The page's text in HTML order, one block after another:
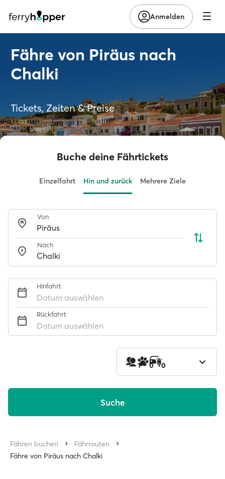
Anmelden
Fähre von Piräus nach
Chalki
Tickets, Zeiten & Preise
Buche deine Fährtickets
Einzelfahrt Hin und zurück Mehrere Ziele
Von
Nach
Hinfahrt
Datum auswählen
Rückfahrt
Datum auswählen
1 0 0
Suche
Fähren buchen
Fährrouten
Fähre von Piräus nach Chalki